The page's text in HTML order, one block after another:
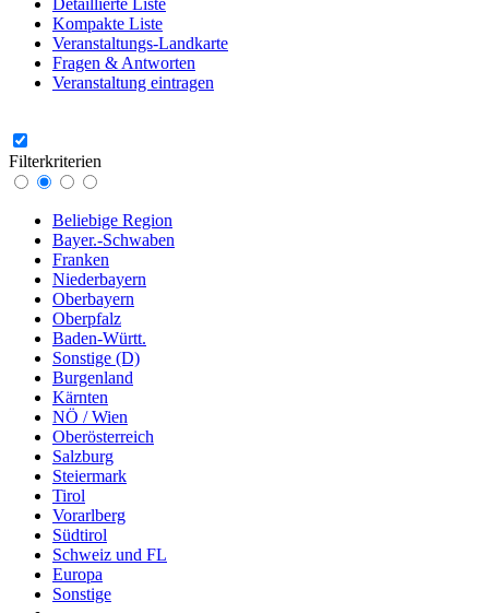
Kompakte Liste
Veranstaltungs-Landkarte
Fragen & Antworten
Veranstaltung eintragen
Filterkriterien
Beliebige Region
Bayer.-Schwaben
Franken
Niederbayern
Oberbayern
Oberpfalz
Baden-Württ.
Sonstige (D)
Burgenland
Kärnten
NÖ / Wien
Oberösterreich
Salzburg
Steiermark
Tirol
Vorarlberg
Südtirol
Schweiz und FL
Europa
Sonstige